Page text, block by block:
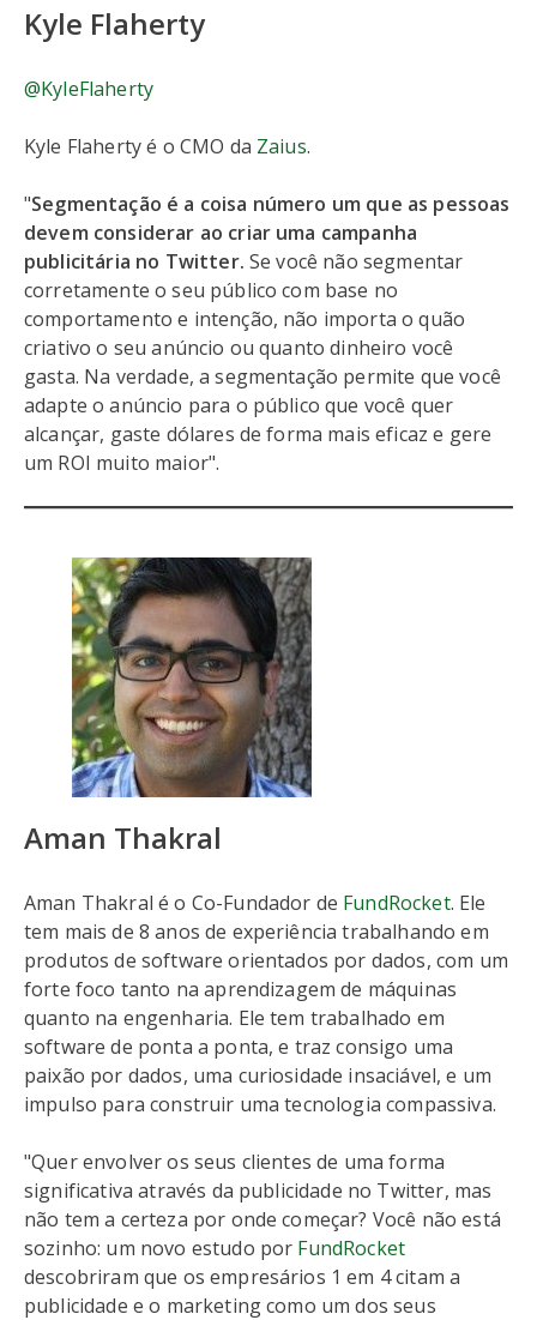
Kyle Flaherty
@KyleFlaherty
Kyle Flaherty é o CMO da Zaius.
"Segmentação é a coisa número um que as pessoas
devem considerar ao criar uma campanha
publicitária no Twitter.Se você não segmentar
corretamente o seu público com base no
comportamento e intenção, não importa o quão
criativo o seu anúncio ou quanto dinheiro você
gasta. Na verdade, a segmentação permite que você
adapte o anúncio para o público que você quer
alcançar, gaste dólares de forma mais eficaz e gere
um ROI muito maior".
Aman Thakral
Aman Thakral é o Co-Fundador de FundRocket. Ele
tem mais de 8 anos de experiência trabalhando em
produtos de software orientados por dados, com um
forte foco tanto na aprendizagem de máquinas
quanto na engenharia. Ele tem trabalhado em
software de ponta a ponta, e traz consigo uma
paixão por dados, uma curiosidade insaciável, e um
impulso para construir uma tecnologia compassiva.
"Quer envolver os seus clientes de uma forma
significativa através da publicidade no Twitter, mas
não tem a certeza por onde começar? Você não está
sozinho: um novo estudo por FundRocket
descobriram que os empresários 1 em 4 citam a
publicidade e o marketing como um dos seus